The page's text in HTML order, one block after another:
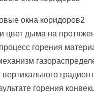
цвет дыма на
горения
горения